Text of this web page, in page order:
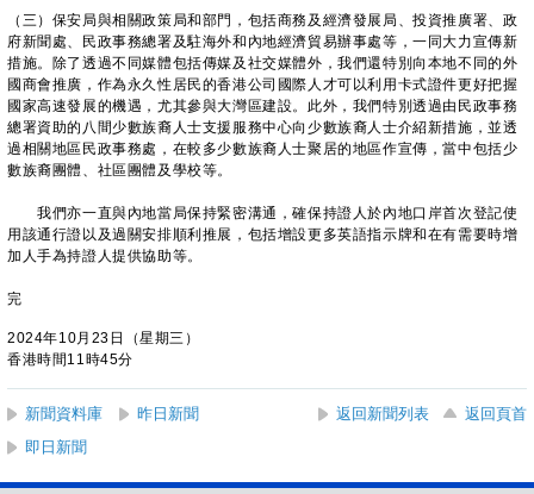
（三）保安局與相關政策局和部門，包括商務及經濟發展局、投資推廣署、政
府新聞處、民政事務總署及駐海外和內地經濟貿易辦事處等，一同大力宣傳新
措施。除了透過不同媒體包括傳媒及社交媒體外，我們還特別向本地不同的外
國商會推廣，作為永久性居民的香港公司國際人才可以利用卡式證件更好把握
國家高速發展的機遇，尤其參與大灣區建設。此外，我們特別透過由民政事務
總署資助的八間少數族裔人士支援服務中心向少數族裔人士介紹新措施，並透
過相關地區民政事務處，在較多少數族裔人士聚居的地區作宣傳，當中包括少
數族裔團體、社區團體及學校等。
我們亦一直與內地當局保持緊密溝通，確保持證人於內地口岸首次登記使
用該通行證以及過關安排順利推展，包括增設更多英語指示牌和在有需要時增
加人手為持證人提供協助等。
完
2024年10月23日（星期三）
香港時間11時45分
新聞資料庫 昨日新聞 返回新聞列表
返回頁首
即日新聞